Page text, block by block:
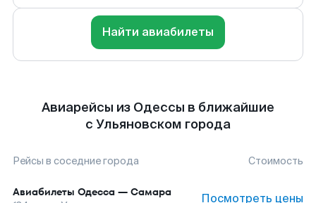
Найти авиабилеты
Авиарейсы из Одессы в ближайшие
с Ульяновском города
Рейсы в соседние города Стоимость
Авиабилеты Одесса — Самара Посмотреть цены